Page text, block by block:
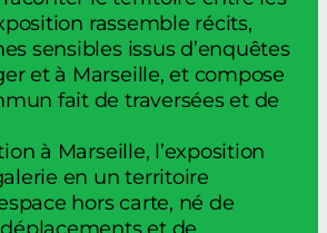
rassemble récits,
sensibles issus d’enquêtes
et à Marseille, et compose
fait de traversées et de
à Marseille, l’exposition
en un territoire
hors carte, né de
et de